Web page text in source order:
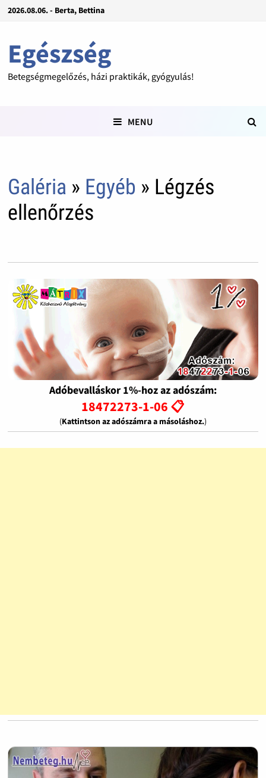
2026.08.06. - Berta, Bettina
Egészség
Betegségmegelőzés, házi praktikák, gyógyulás!
MENU
Galéria » Egyéb » Légzés
ellenőrzés
Adóbevalláskor 1%-hoz az adószám:
18472273-1-06 📋
(Kattintson az adószámra a másoláshoz.)